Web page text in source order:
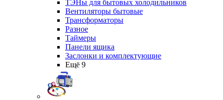
ТЭНы для бытовых холодильников
Вентиляторы бытовые
Трансформаторы
Разное
Таймеры
Панели ящика
Заслонки и комплектующие
Ещё 9